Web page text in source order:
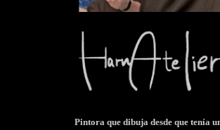
Pintora que dibuja desde que tenía